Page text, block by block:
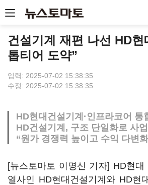
건설기계 재편 나선 HD
톱티어 도약”
입력: 2025-07-02 15:38:35
수정: 2025-07-02 15:38:35
HD현대건설기계·인프라코어 통
HD건설기계, 구조 단일화로 사
“원가 경쟁력 높이고 수익 다변
[뉴스토마토 이명신 기자] HD현대
열사인 HD현대건설기계와 HD현